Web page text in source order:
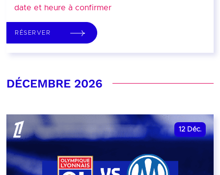
date et heure à confirmer
RÉSERVER
DÉCEMBRE 2026
12 Déc.